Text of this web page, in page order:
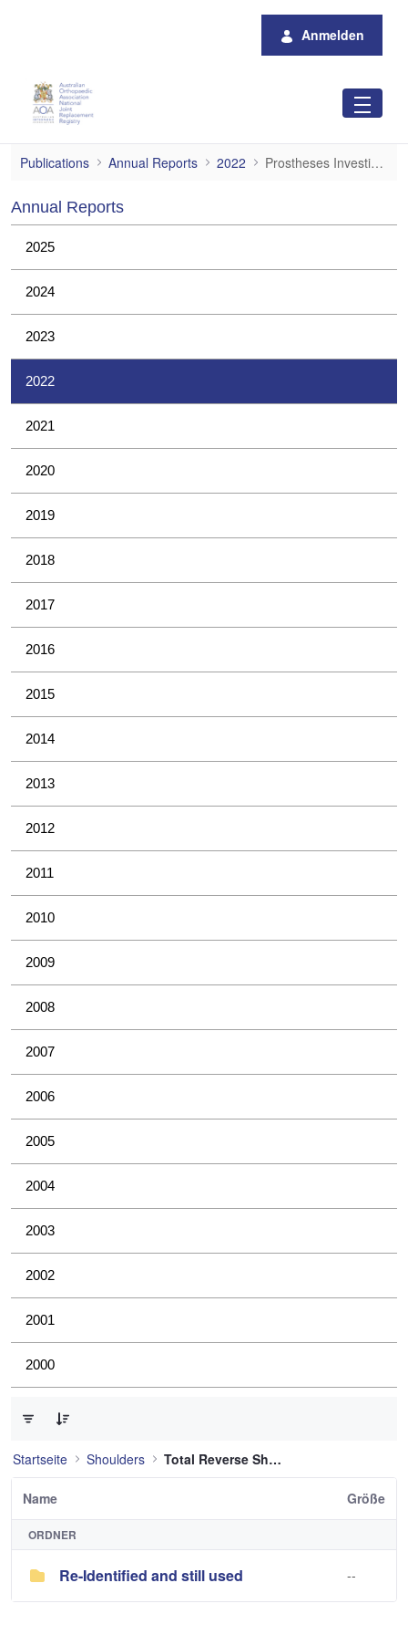
Anmelden
Prostheses Investigations
Publications Annual Reports 2022 Prostheses Investigations
Annual Reports
2025
2024
2023
2022
2021
2020
2019
2018
2017
2016
2015
2014
2013
2012
2011
2010
2009
2008
2007
2006
2005
2004
2003
2002
2001
2000
Startseite Shoulders Total Reverse Shoulder
Name Größe
ORDNER
Re-Identified and still used --